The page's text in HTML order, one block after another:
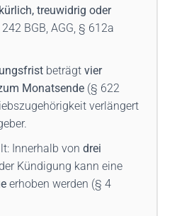
treuwidrig oder
BGB, AGG, § 612a
beträgt vier
Monatsende (§ 622
verlängert
Innerhalb von drei
Kündigung kann eine
erhoben werden (§ 4